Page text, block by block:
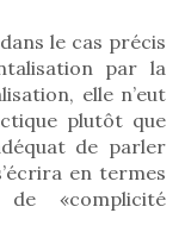
le cas précis
par la
elle n’eut
plutôt que
de parler
en termes
«complicité